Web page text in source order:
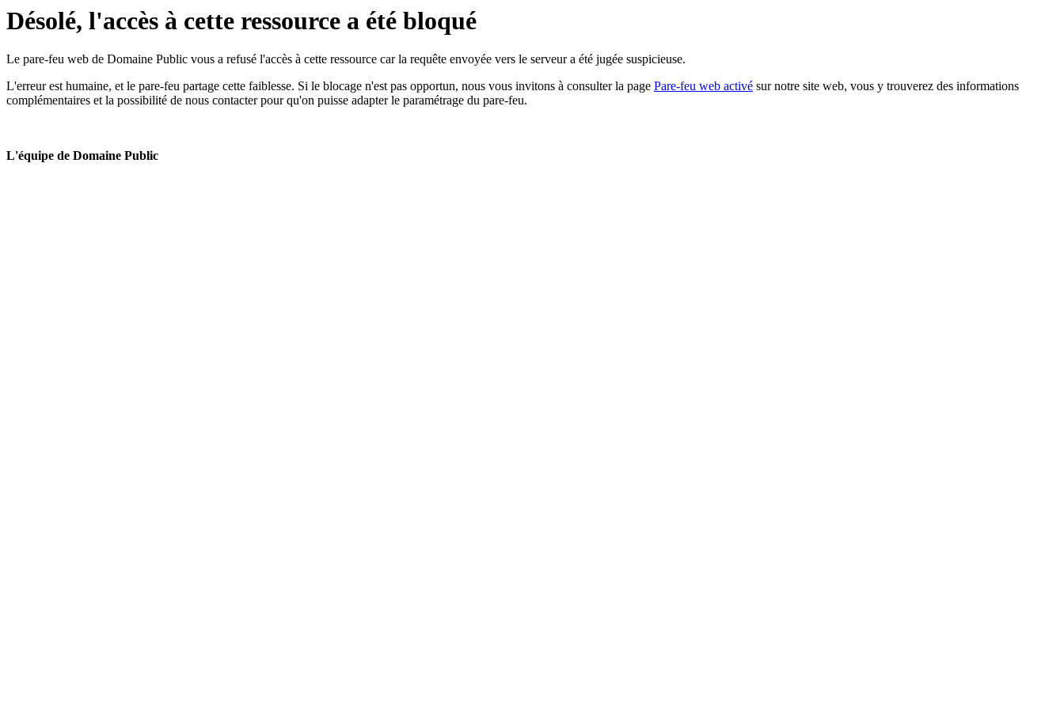
Désolé, l'accès à cette ressource a été bloqué
Le pare-feu web de Domaine Public vous a refusé l'accès à cette ressource car la requête envoyée vers le serveur a été jugée suspicieuse.
L'erreur est humaine, et le pare-feu partage cette faiblesse. Si le blocage n'est pas opportun, nous vous invitons à consulter la page Pare-feu web activé sur notre site web, vous y trouverez des informations
complémentaires et la possibilité de nous contacter pour qu'on puisse adapter le paramétrage du pare-feu.
L'équipe de Domaine Public